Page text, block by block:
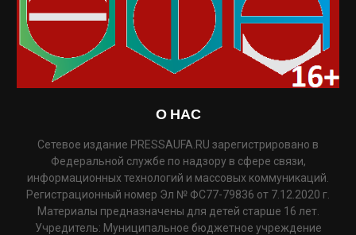
О НАС
Сетевое издание PRESSAUFA.RU зарегистрировано в
Федеральной службе по надзору в сфере связи,
информационных технологий и массовых коммуникаций.
Регистрационный номер Эл № ФС77-79836 от 7.12.2020 г.
Материалы предназначены для детей старше 16 лет.
Учредитель: Муниципальное бюджетное учреждение